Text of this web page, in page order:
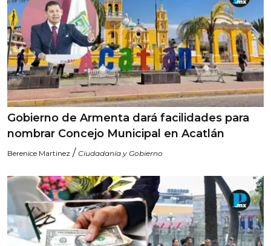
Gobierno de Armenta dará facilidades para
nombrar Concejo Municipal en Acatlán
Berenice Martinez / Ciudadanía y Gobierno